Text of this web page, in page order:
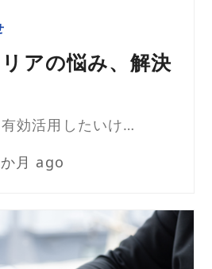
アの悩み、解決
効活用したいけ…
月 ago